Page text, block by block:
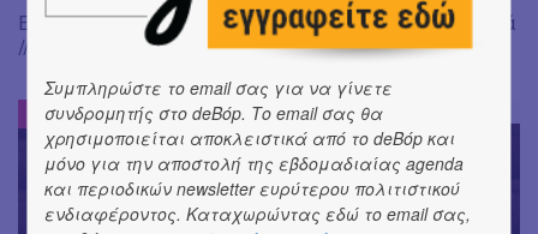
Είδαμε: "Άλκηστις" του Ευριπίδη, σε σκηνοθεσία Δ. Καραντζά
// Ευφυής σύλληψη και χαμένη ευκαιρία
ΕΝΤΥΠΩΣΕΙΣ
Συμπληρώστε το email σας για να γίνετε
συνδρομητής στο deBόp. Το email σας θα
χρησιμοποιείται αποκλειστικά από το deBόp και
μόνο για την αποστολή της εβδομαδιαίας agenda
και περιοδικών newsletter ευρύτερου πολιτιστικού
ενδιαφέροντος. Καταχωρώντας εδώ το email σας,